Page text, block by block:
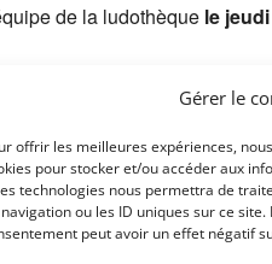
Gérer le
offrir les meilleures expériences,
pour stocker et/ou accéder aux
technologies nous permettra de
ou les ID uniques sur ce
peut avoir un effet négatif
de la ludothèque le